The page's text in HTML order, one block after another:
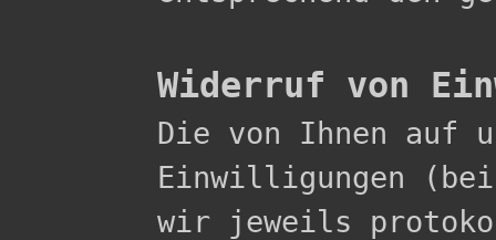
Widerruf von
Die von Ihnen auf
Einwilligungen
wir jeweils